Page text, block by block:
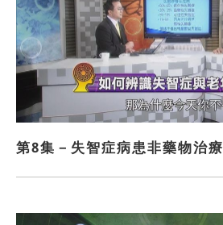
第8集－失智症病患非藥物治療